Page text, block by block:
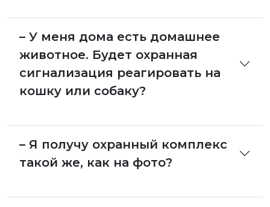
– У меня дома есть домашнее
животное. Будет охранная
сигнализация реагировать на
кошку или собаку?
– Я получу охранный комплекс
такой же, как на фото?